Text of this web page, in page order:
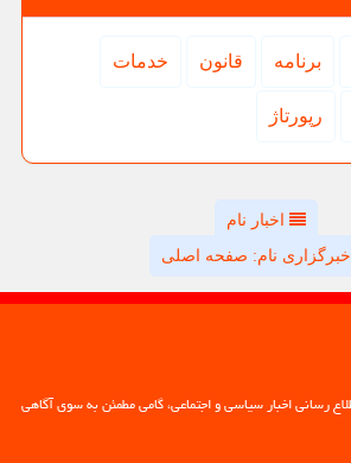
برنامه قانون خدمات
رپورتاژ
اخبار نام
خبرگزاری نام: صفحه اصلی